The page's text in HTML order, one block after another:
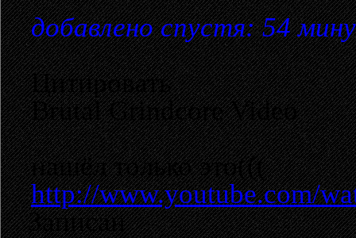
добавлено спустя: 54
Цитировать
Brutal Grindcore Video
нашёл только это(((
http://www.youtube.com/
Записан